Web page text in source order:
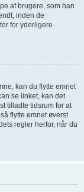
af brugere, som han
inden de
for yderligere
kan du flytte emnet
se linket, kan det
tilladte tidsrum for at
flytte emnet øverst
regler herfor, når du